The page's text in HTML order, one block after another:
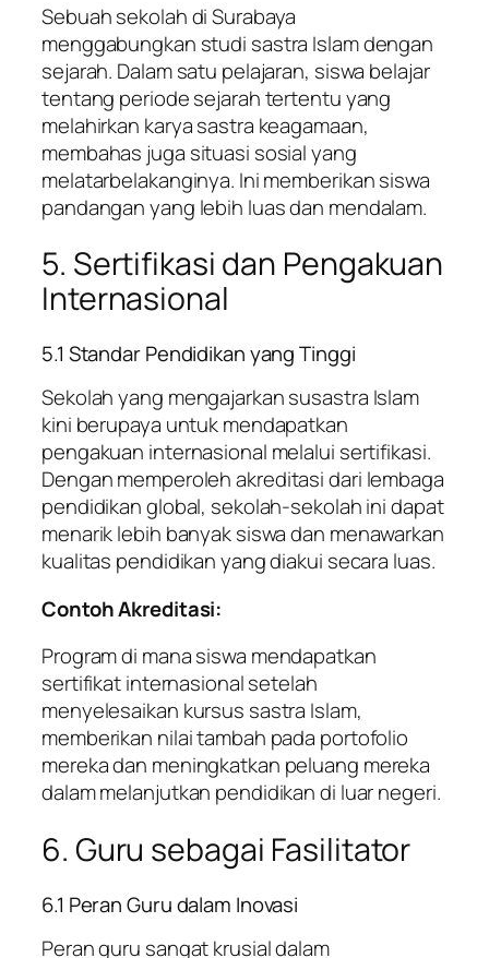
Sebuah sekolah di Surabaya
menggabungkan studi sastra Islam dengan
sejarah. Dalam satu pelajaran, siswa belajar
tentang periode sejarah tertentu yang
melahirkan karya sastra keagamaan,
membahas juga situasi sosial yang
melatarbelakanginya. Ini memberikan siswa
pandangan yang lebih luas dan mendalam.
5. Sertifikasi dan Pengakuan
Internasional
5.1 Standar Pendidikan yang Tinggi
Sekolah yang mengajarkan susastra Islam
kini berupaya untuk mendapatkan
pengakuan internasional melalui sertifikasi.
Dengan memperoleh akreditasi dari lembaga
pendidikan global, sekolah-sekolah ini dapat
menarik lebih banyak siswa dan menawarkan
kualitas pendidikan yang diakui secara luas.
Contoh Akreditasi:
Program di mana siswa mendapatkan
sertifikat internasional setelah
menyelesaikan kursus sastra Islam,
memberikan nilai tambah pada portofolio
mereka dan meningkatkan peluang mereka
dalam melanjutkan pendidikan di luar negeri.
6. Guru sebagai Fasilitator
6.1 Peran Guru dalam Inovasi
Peran guru sangat krusial dalam